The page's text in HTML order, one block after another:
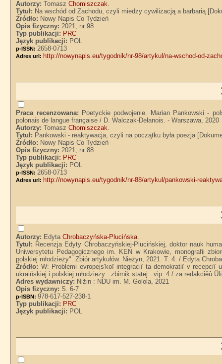
Autorzy:TomaszChomiszczak.
Tytuł: Na wschód od Zachodu, czyli miedzy cywilizacją a barbarią
Źródło: Nowy Napis Co Tydzień
Opis fizyczny:2021, nr 98
Typ publikacji: PRC
Język publikacji: POL
p-ISSN: 2658-0713
Adres url: http://nowynapis.eu/tygodnik/nr-98/artykul/na-wschod-od-
Praca recenzowana: Poetyckie podwojenie. Marian Pankowski -
polonais de langue française / D. Walczak-Delanois. - Warszawa, 2020
Autorzy:TomaszChomiszczak.
Tytuł: Pankowski - reaktywacja, czyli na początku była poezja
Źródło: Nowy Napis Co Tydzień
Opis fizyczny:2021, nr 88
Typ publikacji: PRC
Język publikacji: POL
p-ISSN: 2658-0713
Adres url: http://nowynapis.eu/tygodnik/nr-88/artykul/pankowski-
Autorzy: EdytaChrobaczyńska-Plucińska.
Tytuł: Recenzja Edyty Chrobaczyńskiej-Plucińskiej, doktor nauk
Uniwersytetu Pedagogicznego im. KEN w Krakowie, monografii
polskiej młodzieży". Zbiór artykułów. Nieżyn, 2021. T. 4. / Edyta
Źródło: W: Problemi evropejs'koï integraciï ta demokratiï v recepciï
ukraińskiej i polskiej młodzieży : zbirnik statej : vip. 4 / za redakciêû
Adres wydawniczy: Nižin : NDU im. M. Golola, 2021
Opis fizyczny:S. 6-7
p-ISBN:978-617-527-238-1
Typ publikacji: PRC
Język publikacji: POL